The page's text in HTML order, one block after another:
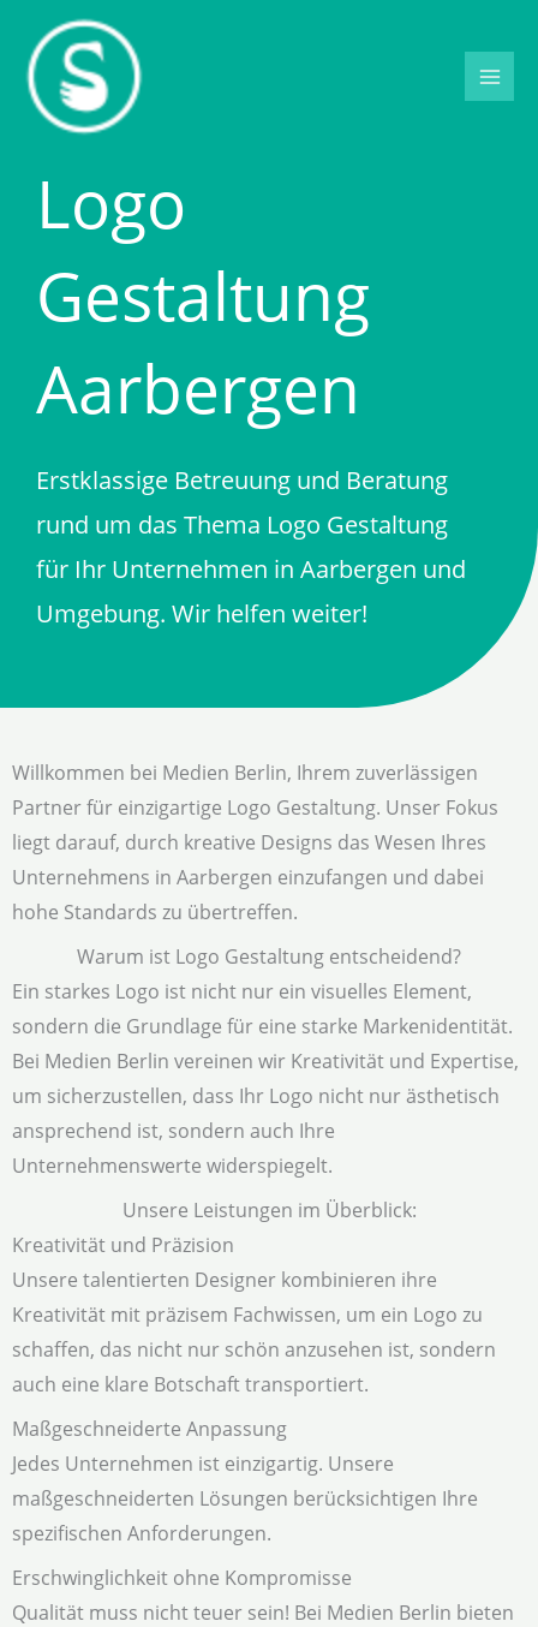
Inhalt
springen
Logo
Gestaltung
Aarbergen
Erstklassige Betreuung und Beratung
rund um das Thema Logo Gestaltung
für Ihr Unternehmen in Aarbergen und
Umgebung. Wir helfen weiter!
Willkommen bei Medien Berlin, Ihrem zuverlässigen
Partner für einzigartige Logo Gestaltung. Unser Fokus
liegt darauf, durch kreative Designs das Wesen Ihres
Unternehmens in Aarbergen einzufangen und dabei
hohe Standards zu übertreffen.
Warum ist Logo Gestaltung entscheidend?
Ein starkes Logo ist nicht nur ein visuelles Element,
sondern die Grundlage für eine starke Markenidentität.
Bei Medien Berlin vereinen wir Kreativität und Expertise,
um sicherzustellen, dass Ihr Logo nicht nur ästhetisch
ansprechend ist, sondern auch Ihre
Unternehmenswerte widerspiegelt.
Unsere Leistungen im Überblick:
Kreativität und Präzision
Unsere talentierten Designer kombinieren ihre
Kreativität mit präzisem Fachwissen, um ein Logo zu
schaffen, das nicht nur schön anzusehen ist, sondern
auch eine klare Botschaft transportiert.
Maßgeschneiderte Anpassung
Jedes Unternehmen ist einzigartig. Unsere
maßgeschneiderten Lösungen berücksichtigen Ihre
spezifischen Anforderungen.
Erschwinglichkeit ohne Kompromisse
Qualität muss nicht teuer sein! Bei Medien Berlin bieten